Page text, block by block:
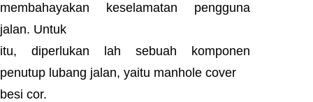
membahayakan keselamatan pengguna
jalan. Untuk
itu, diperlukan lah sebuah komponen
penutup lubang jalan, yaitu manhole cover
besi cor.